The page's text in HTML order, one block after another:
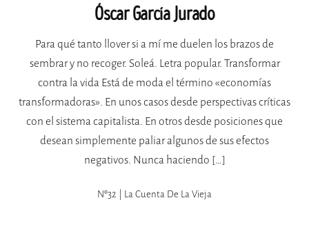
Óscar García Jurado
Para qué tanto llover si a mí me duelen los brazos de
sembrar y no recoger. Soleá. Letra popular. Transformar
contra la vida Está de moda el término «economías
transformadoras». En unos casos desde perspectivas críticas
con el sistema capitalista. En otros desde posiciones que
desean simplemente paliar algunos de sus efectos
negativos. Nunca haciendo […]
Nº32 | La Cuenta De La Vieja